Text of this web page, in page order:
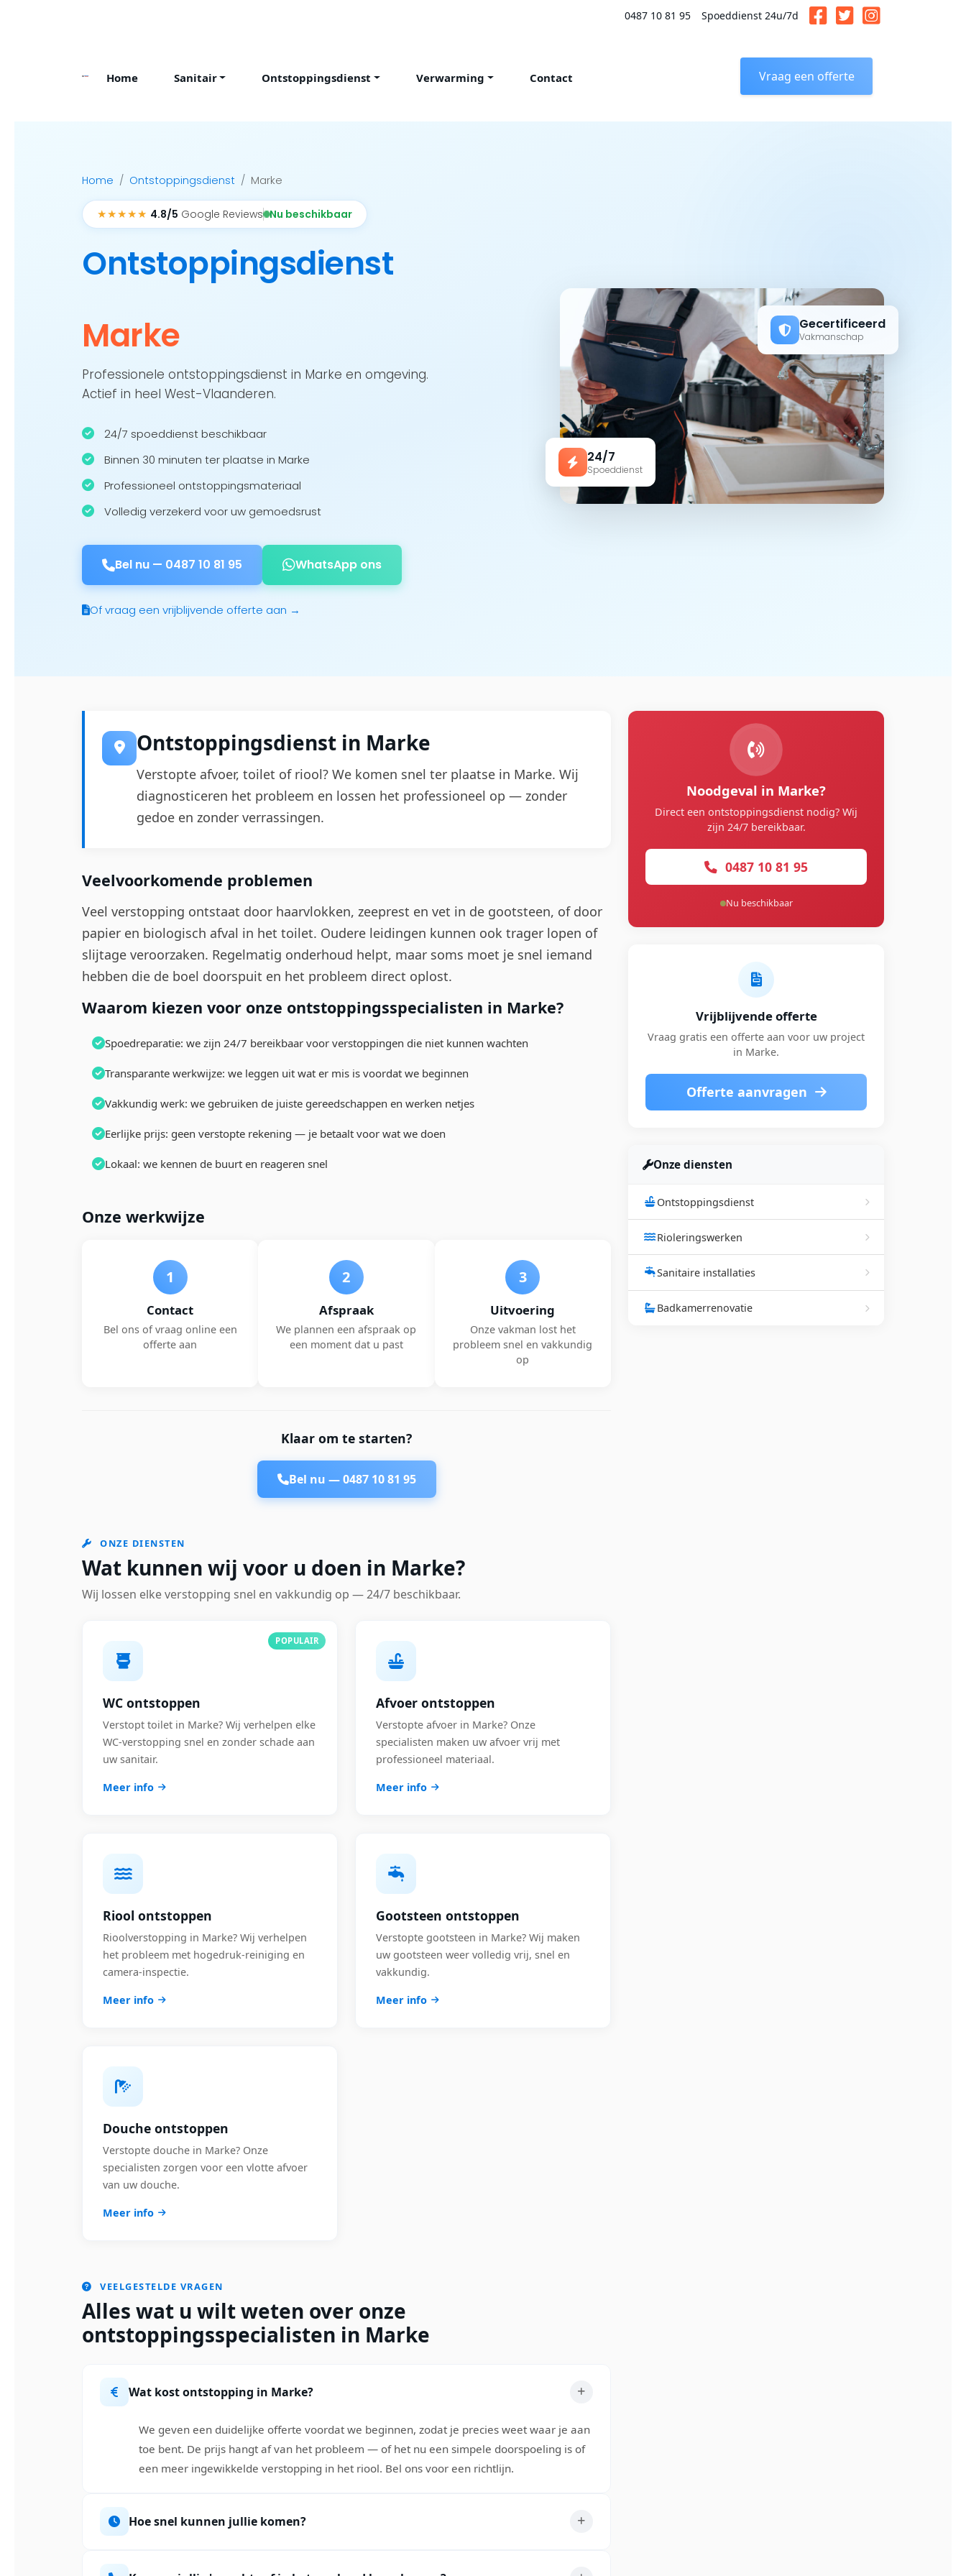
0487 10 81 95 Spoeddienst 24u/7d
Home Sanitair Ontstoppingsdienst Verwarming Contact Vraag een offerte
Home Ontstoppingsdienst Marke
★★★★★ 4.8/5 Google Reviews Nu beschikbaar
Ontstoppingsdienst
Marke
Professionele ontstoppingsdienst in Marke en omgeving.
Actief in heel West-Vlaanderen.
24/7 spoeddienst beschikbaar
Binnen 30 minuten ter plaatse in Marke
Professioneel ontstoppingsmateriaal
Volledig verzekerd voor uw gemoedsrust
Bel nu — 0487 10 81 95 WhatsApp ons
Of vraag een vrijblijvende offerte aan →
24/7
Spoeddienst
Gecertificeerd
Vakmanschap
Ontstoppingsdienst in Marke
Verstopte afvoer, toilet of riool? We komen snel ter plaatse in Marke. Wij
diagnosticeren het probleem en lossen het professioneel op — zonder
gedoe en zonder verrassingen.
Veelvoorkomende problemen
Veel verstopping ontstaat door haarvlokken, zeeprest en vet in de gootsteen, of door
papier en biologisch afval in het toilet. Oudere leidingen kunnen ook trager lopen of
slijtage veroorzaken. Regelmatig onderhoud helpt, maar soms moet je snel iemand
hebben die de boel doorspuit en het probleem direct oplost.
Waarom kiezen voor onze ontstoppingsspecialisten in Marke?
Spoedreparatie: we zijn 24/7 bereikbaar voor verstoppingen die niet kunnen wachten
Transparante werkwijze: we leggen uit wat er mis is voordat we beginnen
Vakkundig werk: we gebruiken de juiste gereedschappen en werken netjes
Eerlijke prijs: geen verstopte rekening — je betaalt voor wat we doen
Lokaal: we kennen de buurt en reageren snel
Onze werkwijze
1
Contact
Bel ons of vraag online een
offerte aan
2
Afspraak
We plannen een afspraak op
een moment dat u past
3
Uitvoering
Onze vakman lost het
probleem snel en vakkundig
op
Klaar om te starten?
Bel nu —0487 10 81 95
ONZE DIENSTEN
Wat kunnen wij voor u doen in Marke?
Wij lossen elke verstopping snel en vakkundig op — 24/7 beschikbaar.
POPULAIR
WC ontstoppen
Verstopt toilet in Marke? Wij verhelpen elke
WC-verstopping snel en zonder schade aan
uw sanitair.
Meer info
Afvoer ontstoppen
Verstopte afvoer in Marke? Onze
specialisten maken uw afvoer vrij met
professioneel materiaal.
Meer info
Riool ontstoppen
Rioolverstopping in Marke? Wij verhelpen
het probleem met hogedruk-reiniging en
camera-inspectie.
Meer info
Gootsteen ontstoppen
Verstopte gootsteen in Marke? Wij maken
uw gootsteen weer volledig vrij, snel en
vakkundig.
Meer info
Douche ontstoppen
Verstopte douche in Marke? Onze
specialisten zorgen voor een vlotte afvoer
van uw douche.
Meer info
VEELGESTELDE VRAGEN
Alles wat u wilt weten over onze
ontstoppingsspecialisten in Marke
Wat kost ontstopping in Marke?
We geven een duidelijke offerte voordat we beginnen, zodat je precies weet waar je aan
toe bent. De prijs hangt af van het probleem — of het nu een simpele doorspoeling is of
een meer ingewikkelde verstopping in het riool. Bel ons voor een richtlijn.
Hoe snel kunnen jullie komen?
Noodgeval in Marke?
Direct een ontstoppingsdienst nodig? Wij
zijn 24/7 bereikbaar.
0487 10 81 95
Nu beschikbaar
Vrijblijvende offerte
Vraag gratis een offerte aan voor uw project
in Marke.
Offerte aanvragen
Onze diensten
Ontstoppingsdienst
Rioleringswerken
Sanitaire installaties
Badkamerrenovatie